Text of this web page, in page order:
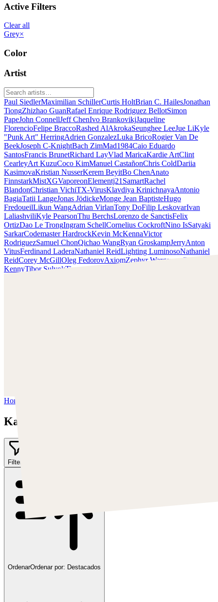
Active Filters
Clear all
Grey×
Color
Artist
Paul SiedlerMaximilian SchillerCurtis HoltBrian C. HailesJonathan
TiongZhizhao GuanRafael Enrique Rodriguez BellotSimon
PapeJohn ConnellJeff ChenIvo BrankovikjJaqueline
FlorencioFelipe BraccoRashed AlAkrokaSeunghee LeeJue LiKyle
"Punk Art" HerringAdrien GonzalezLuka BricoRogier Van De
BeekJoseph C-KnightBach ZimMad1984Caio Eduardo
SantosFrancis BrunetRichard LayVlad MaricaKardie ArtClint
CearleyArt KuzuCoco KimManuel CastañonChris ColdDariia
KasimovaKristian NusserKerem BeyitBo ChenAnato
FinnstarkMistXGVaporeonElementj21SamartRachel
BlandonChristian VichiTX-VirusKlavdiya KrinichnayaAntonio
BagiaTatii LangeJonas JödickeMonge Jean BaptisteHugo
FredoueilLikun WangAdrian VirlanTony DoFilip LeskovarIvan
LaliashviliKyle PearsonThu BerchsLorenzo de SanctisFelix
OrtizDao Le TrongIngram SchellCornelius CockroftNino IsSatyaki
SarkarCodemaster HardrockKevin McKennaVictor
RodriguezSamuel ChonQichao WangRyan GroskampJerryAnton
VitusFerdinand LaderaNathaniel ReidLighting LuminosoNathaniel
ReidCorey McGillOleg FedorovAxiomZephyr Wargames
Gonzalo
KennyTibor SulyokTimmy the Sorcerer
Home
Kardie Art
Filter
OrdenarOrdenar por: Destacados